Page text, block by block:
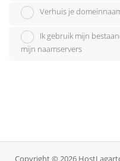
Verhuis je
Ik gebruik mijn
mijn naamservers
Copyright © 2026